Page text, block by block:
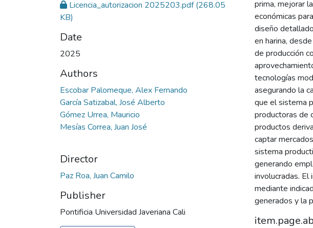
Licencia_autorizacion 2025203.pdf(268.05
KB)
Date
2025
Authors
Escobar Palomeque, Alex Fernando
García Satizabal, José Alberto
Gómez Urrea, Mauricio
Mesías Correa, Juan José
Director
Paz Roa, Juan Camilo
Publisher
Pontificia Universidad Javeriana Cali
prima, mejorar
económicas
diseño
en harina,
de producción
tecnologías
asegurando la
que el sistema
productoras de
productos
captar
sistema
generando
involucradas.
mediante
generados y la